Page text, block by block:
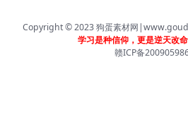
Copyright © 2023狗蛋素材网
学习是种信仰，更是逆天改
赣ICP备